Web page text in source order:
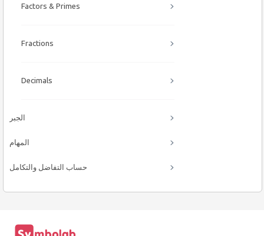
Factors & Primes
Fractions
Decimals
الجبر
المهام
حساب التفاضل والتكامل